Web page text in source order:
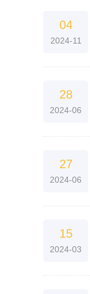
04
2024-11
28
2024-06
27
2024-06
15
2024-03